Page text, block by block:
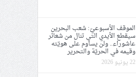
الموقف الأسبوعيّ: شعب البحرين
سيقطع الأيدي التي تنال من شعائر
عاشوراء.. ولن يساوم على هويّته
وقيمه في الحريّة والتحرير
22 يونيو 2026